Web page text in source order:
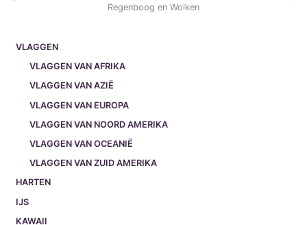
VLAGGEN
VLAGGEN VAN AFRIKA
VLAGGEN VAN AZIË
VLAGGEN VAN EUROPA
VLAGGEN VAN NOORD AMERIKA
VLAGGEN VAN OCEANIË
VLAGGEN VAN ZUID AMERIKA
HARTEN
IJS
KAWAII
Regenboog en Wolken